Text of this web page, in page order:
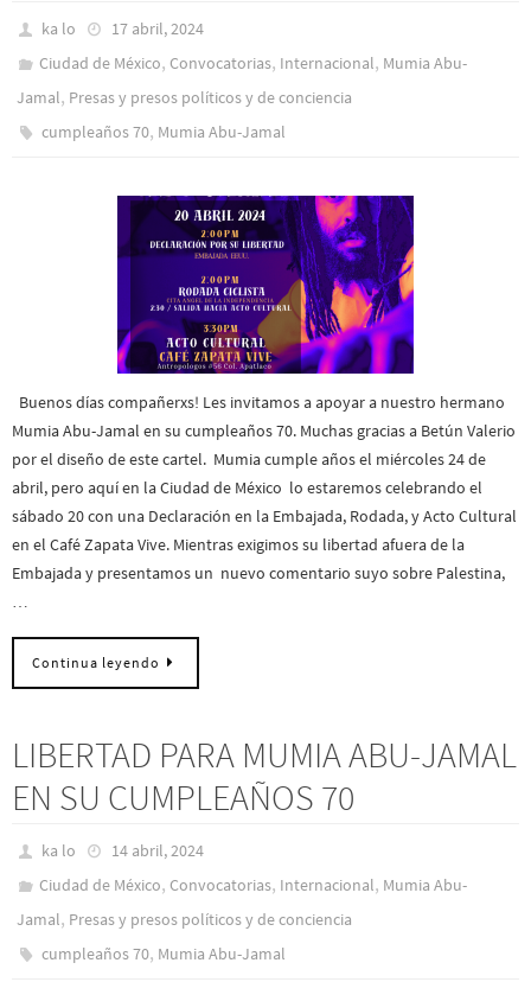
ka lo
17 abril, 2024
Ciudad de México,Convocatorias, Internacional, Mumia Abu-
Jamal, Presas y presos polí­ticos y de conciencia
cumpleaños 70, Mumia Abu-Jamal
Buenos días compañerxs! Les invitamos a apoyar a nuestro hermano
Mumia Abu-Jamal en su cumpleaños 70. Muchas gracias a Betún Valerio
por el diseño de este cartel. Mumia cumple años el miércoles 24 de
abril, pero aquí en la Ciudad de México lo estaremos celebrando el
sábado 20 con una Declaración en la Embajada, Rodada, y Acto Cultural
en el Café Zapata Vive. Mientras exigimos su libertad afuera de la
Embajada y presentamos un nuevo comentario suyo sobre Palestina,
…
Continua leyendo
LIBERTAD PARA MUMIA ABU-JAMAL
EN SU CUMPLEAÑOS 70
ka lo
14 abril, 2024
Ciudad de México,Convocatorias, Internacional, Mumia Abu-
Jamal, Presas y presos polí­ticos y de conciencia
cumpleaños 70, Mumia Abu-Jamal